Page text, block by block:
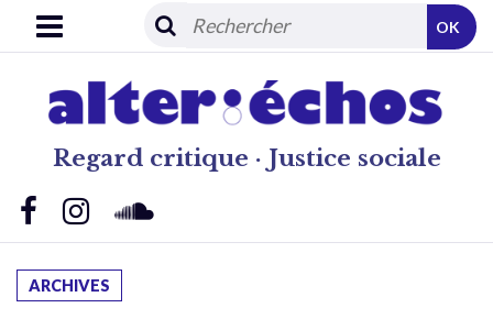
Regard critique · Justice sociale
OK
ARCHIVES